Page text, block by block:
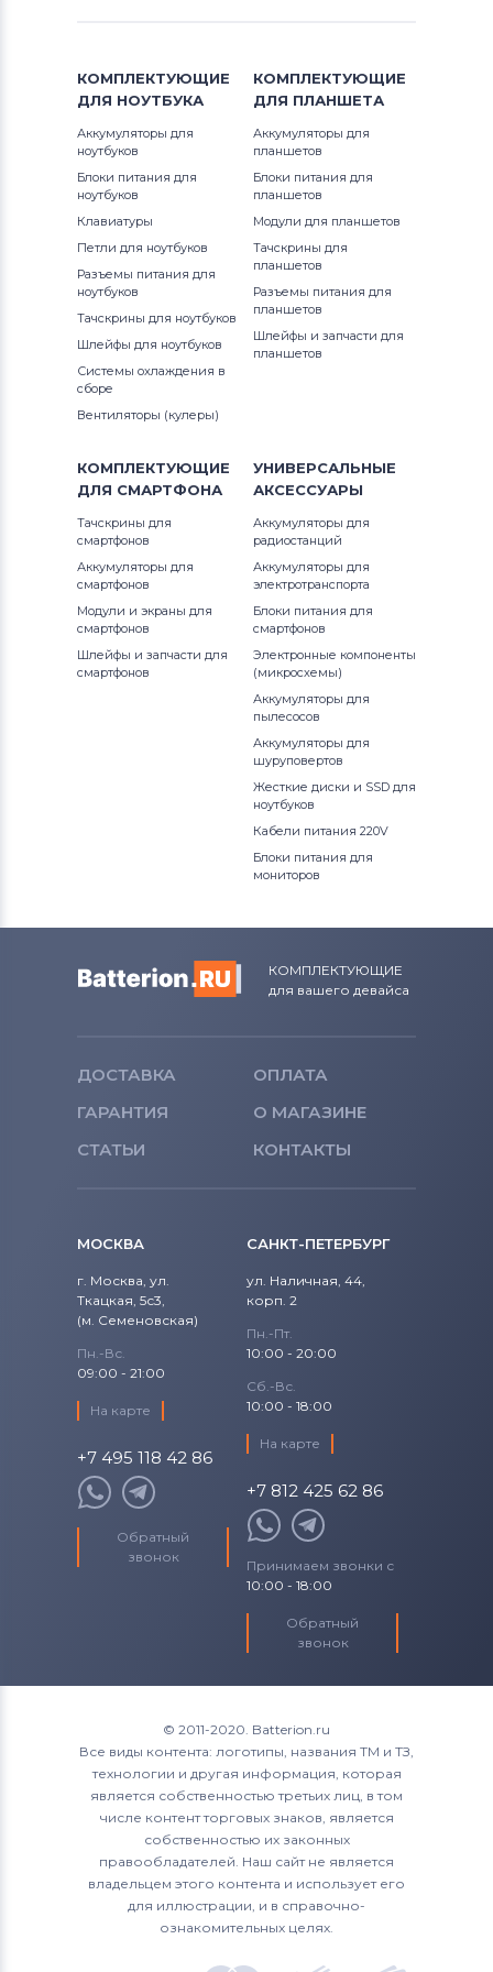
КОМПЛЕКТУЮЩИЕ
ДЛЯ НОУТБУКА
Аккумуляторы для
ноутбуков
Блоки питания для
ноутбуков
Клавиатуры
Петли для ноутбуков
Разъемы питания для
ноутбуков
Тачскрины для ноутбуков
Шлейфы для ноутбуков
Системы охлаждения в
сборе
Вентиляторы (кулеры)
КОМПЛЕКТУЮЩИЕ
ДЛЯ ПЛАНШЕТА
Аккумуляторы для
планшетов
Блоки питания для
планшетов
Модули для планшетов
Тачскрины для
планшетов
Разъемы питания для
планшетов
Шлейфы и запчасти для
планшетов
КОМПЛЕКТУЮЩИЕ
ДЛЯ СМАРТФОНА
Тачскрины для
смартфонов
Аккумуляторы для
смартфонов
Модули и экраны для
смартфонов
Шлейфы и запчасти для
смартфонов
УНИВЕРСАЛЬНЫЕ
АКСЕССУАРЫ
Аккумуляторы для
радиостанций
Аккумуляторы для
электротранспорта
Блоки питания для
смартфонов
Электронные компоненты
(микросхемы)
Аккумуляторы для
пылесосов
Аккумуляторы для
шуруповертов
Жесткие диски и SSD для
ноутбуков
Кабели питания 220V
Блоки питания для
мониторов
КОМПЛЕКТУЮЩИЕ
для вашего девайса
ДОСТАВКА
ОПЛАТА
ГАРАНТИЯ
О МАГАЗИНЕ
СТАТЬИ
КОНТАКТЫ
МОСКВА
г. Москва, ул.
Ткацкая, 5с3,
(м. Семеновская)
Пн.-Вс.
09:00 - 21:00
На карте
+7 495 118 42 86
Обратный
звонок
САНКТ-ПЕТЕРБУРГ
ул. Наличная, 44,
корп. 2
Пн.-Пт.
10:00 - 20:00
Сб.-Вс.
10:00 - 18:00
На карте
+7 812 425 62 86
Принимаем звонки с
10:00 - 18:00
Обратный
звонок
© 2011-2020. Batterion.ru
Все виды контента: логотипы, названия ТМ и ТЗ,
технологии и другая информация, которая
является собственностью третьих лиц, в том
числе контент торговых знаков, является
собственностью их законных
правообладателей. Наш сайт не является
владельцем этого контента и использует его
для иллюстрации, и в справочно-
ознакомительных целях.